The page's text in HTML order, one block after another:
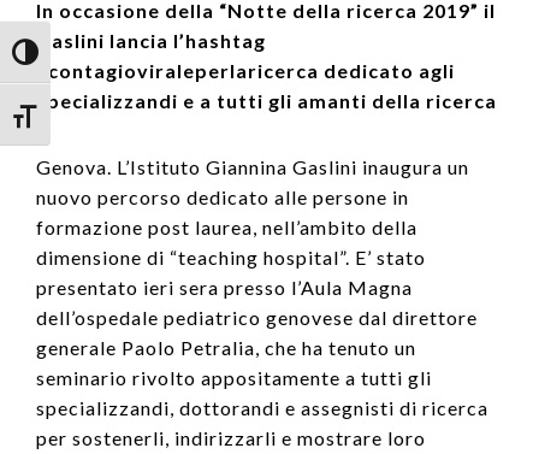
Attiva/disattiva alto contrasto
Attiva/disattiva dimensione testo
In occasione della “Notte della ricerca 2019” il
Gaslini lancia l’hashtag
#contagioviraleperlaricerca dedicato agli
specializzandi e a tutti gli amanti della ricerca
Genova. L’Istituto Giannina Gaslini inaugura un
nuovo percorso dedicato alle persone in
formazione post laurea, nell’ambito della
dimensione di “teaching hospital”. E’ stato
presentato ieri sera presso l’Aula Magna
dell’ospedale pediatrico genovese dal direttore
generale Paolo Petralia, che ha tenuto un
seminario rivolto appositamente a tutti gli
specializzandi, dottorandi e assegnisti di ricerca
per sostenerli, indirizzarli e mostrare loro